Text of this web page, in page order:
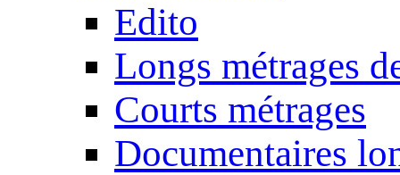
Edito
Longs métrages
Courts métrages
Documentaires